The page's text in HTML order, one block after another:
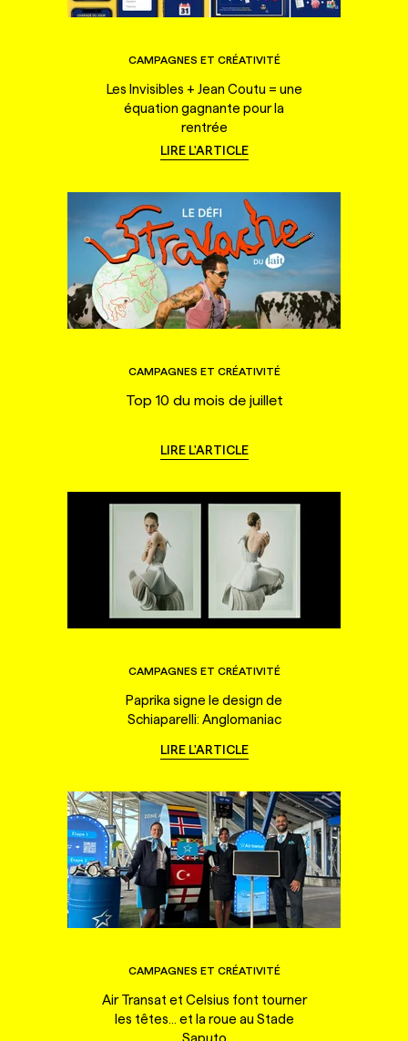
CAMPAGNES ET CRÉATIVITÉ
Les Invisibles + Jean Coutu = une
équation gagnante pour la
rentrée
LIRE L'ARTICLE
CAMPAGNES ET CRÉATIVITÉ
Top 10 du mois de juillet
LIRE L'ARTICLE
CAMPAGNES ET CRÉATIVITÉ
Paprika signe le design de
Schiaparelli: Anglomaniac
LIRE L'ARTICLE
CAMPAGNES ET CRÉATIVITÉ
Air Transat et Celsius font tourner
les têtes... et la roue au Stade
Saputo